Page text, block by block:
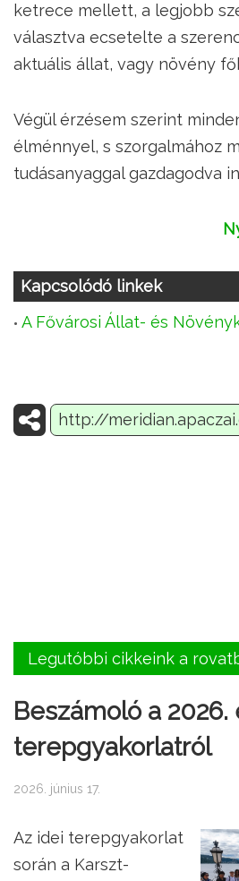
ketrece mellett, a legjobb
választva ecsetelte a
aktuális állat, vagy növény
Végül érzésem szerint
élménnyel, s szorgalmához
tudásanyaggal gazdagodva
Kapcsolódó linkek
A Fővárosi Állat- és
Legutóbbi cikkeink a
Beszámoló a 2026.
terepgyakorlatról
2026. június 17.
Az idei terepgyakorlat
során a Karszt-